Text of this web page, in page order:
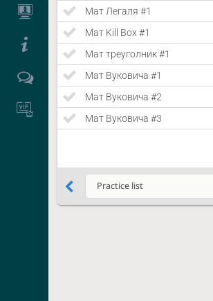
Мат Легаля #1
Мат Kill Box #1
Мат треуголник #1
Мат Вуковича #1
Мат Вуковича #2
Мат Вуковича #3